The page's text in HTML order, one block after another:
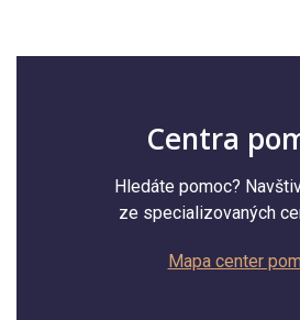
Centra
Hledáte pomoc?
ze specializovaných
Mapa center